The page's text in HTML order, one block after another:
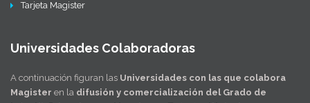
Tarjeta Magister
Universidades Colaboradoras
A continuación figuran las Universidades con las que colabora
Magister en la difusión y comercialización del Grado de